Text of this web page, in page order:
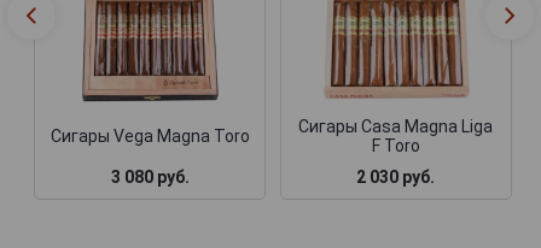
Сигары Vega Magna Toro
3 080 руб.
Сигары Casa Magna Liga
F Toro
2 030 руб.